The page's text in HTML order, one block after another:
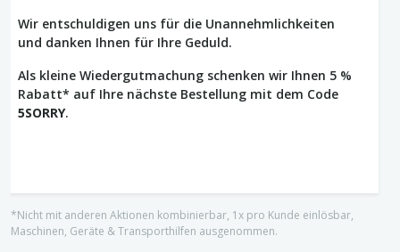
Wir entschuldigen uns für die Unannehmlichkeiten
und danken Ihnen für Ihre Geduld.
Als kleine Wiedergutmachung schenken wir Ihnen 5 %
Rabatt* auf Ihre nächste Bestellung mit dem Code
5SORRY.
*Nicht mit anderen Aktionen kombinierbar, 1x pro Kunde einlösbar,
Maschinen, Geräte & Transporthilfen ausgenommen.